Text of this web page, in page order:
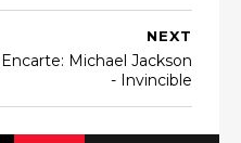
NEXT
Encarte: Michael Jackson
- Invincible